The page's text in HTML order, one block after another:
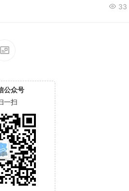
33
公众号
一扫